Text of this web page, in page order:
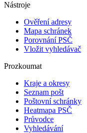
Nástroje
Ověření adresy
Mapa schránek
Porovnání PSČ
Vložit vyhledávač
Prozkoumat
Kraje a okresy
Seznam pošt
Poštovní schránky
Heatmapa PSČ
Průvodce
Vyhledávání